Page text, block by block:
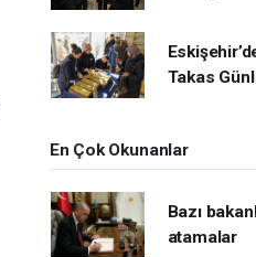
Takas
En Çok Okunanlar
Bazı
atamalar